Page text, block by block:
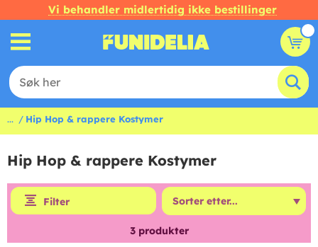
Vi behandler midlertidig ikke bestillinger
... Hip Hop & rappere Kostymer
Hip Hop & rappere Kostymer
Filter
3produkter